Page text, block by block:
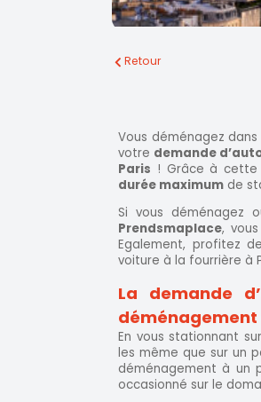
Retour
Vous déménagez
votre demande
Paris ! Grâce à cette
durée maximum de
Si vous déménagez
Prendsmaplace,
Egalement, profitez
voiture à la fourrière à
La demande
déménagement
En vous stationnant
les même que sur un
déménagement à un
occasionné sur le